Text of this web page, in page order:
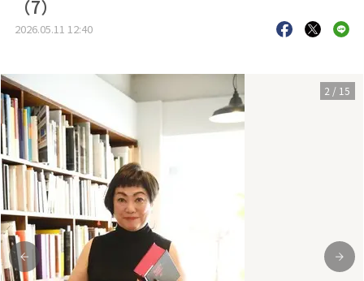
（7）
2026.05.11 12:40
前 次
3 / 15